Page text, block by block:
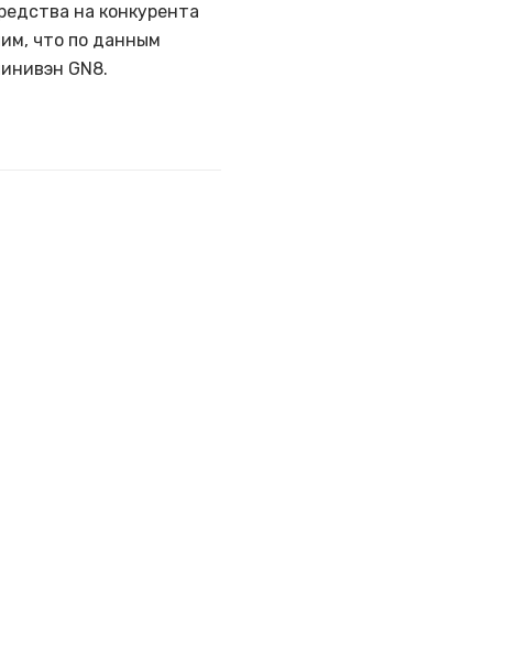
на конкурента
что по данным
GN8.